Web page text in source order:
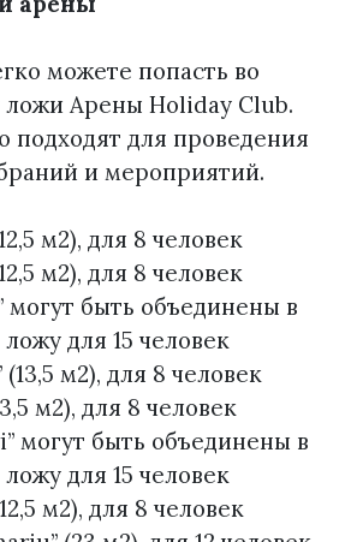
можете попасть во
Арены Holiday Club.
подходят для проведения
и мероприятий.
м2), для 8 человек
м2), для 8 человек
могут быть объединены в
для 15 человек
(13,5 м2), для 8 человек
м2), для 8 человек
могут быть объединены в
для 15 человек
м2), для 8 человек